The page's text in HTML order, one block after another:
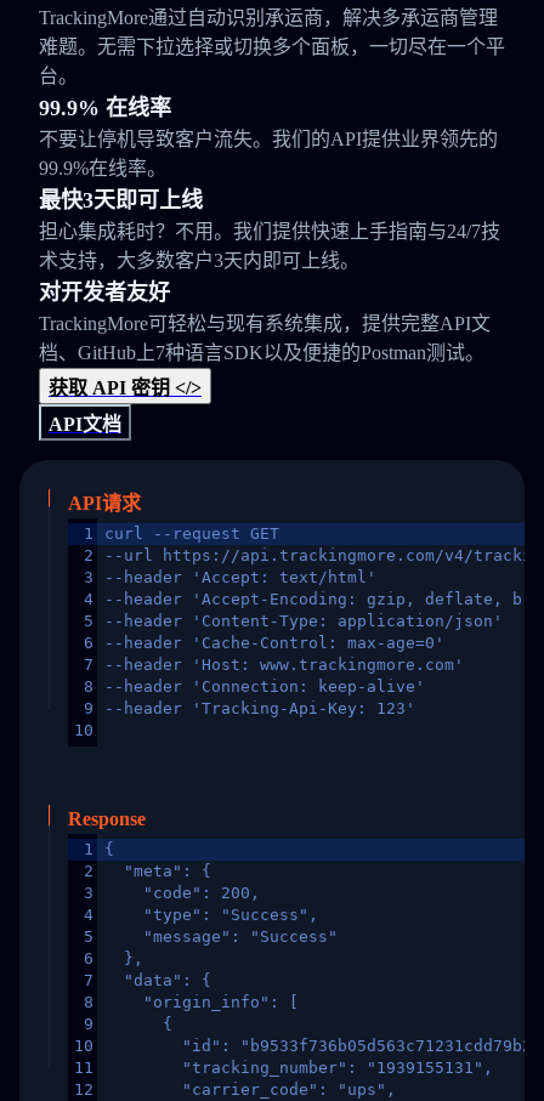
TrackingMore通过自动识别承运商，解决多承运商管理
难题。无需下拉选择或切换多个面板，一切尽在一个平
台。
99.9% 在线率
不要让停机导致客户流失。我们的API提供业界领先的
99.9%在线率。
最快3天即可上线
担心集成耗时？不用。我们提供快速上手指南与24/7技
术支持，大多数客户3天内即可上线。
对开发者友好
TrackingMore可轻松与现有系统集成，提供完整API文
档、GitHub上7种语言SDK以及便捷的Postman测试。
获取 API 密钥 </>
API文档
API请求
1
2
3
4
5
6
7
8
9
10
curl --request GET
--url https://api.trackingmore.com/v4/trackings/
--header 'Accept: text/html'
--header 'Accept-Encoding: gzip, deflate,
--header 'Content-Type: application/json'
--header 'Cache-Control: max-age=0'
--header 'Host: www.trackingmore.com'
--header 'Connection: keep-alive'
--header 'Tracking-Api-Key: 123'
Response
1
2
3
4
5
6
7
8
9
10
11
12
{
  "meta": {
    "code": 200,
    "type": "Success",
    "message": "Success"
  },
  "data": {
    "origin_info": [
      {
"id":
        "tracking_number": "1939155131",
        "carrier_code": "ups",